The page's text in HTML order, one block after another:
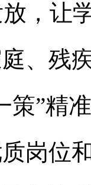
放，让
残疾
策”精
岗位